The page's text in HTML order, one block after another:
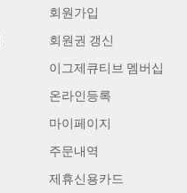
회원가입
회원권 갱신
이그제큐티브 멤버십
온라인등록
마이페이지
주문내역
제휴신용카드